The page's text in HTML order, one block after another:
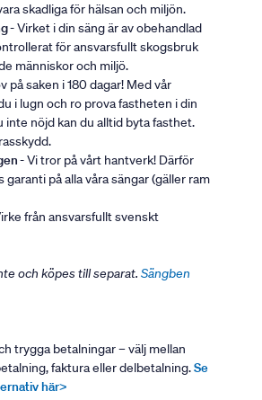
skadliga för hälsan och miljön.
- Virket i din säng är av obehandlad
för ansvarsfullt skogsbruk
människor och miljö.
på saken i 180 dagar! Med vår
i lugn och ro prova fastheten i din
inte nöjd kan du alltid byta fasthet.
- Vi tror på vårt hantverk! Därför
på alla våra sängar (gäller ram
från ansvarsfullt svenskt
och köpes till separat. Sängben
trygga betalningar – välj mellan
faktura eller delbetalning.Se
här>